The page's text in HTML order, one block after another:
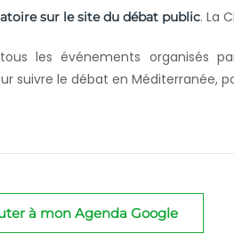
sur le site du débat public. La
les événements organisés
suivre le débat en Méditerranée,
à mon Agenda Google